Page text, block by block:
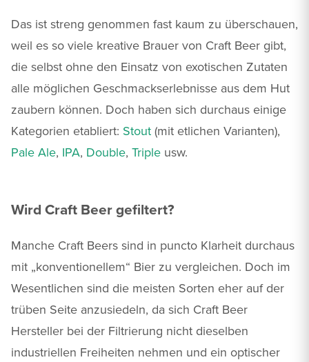
Das ist streng genommen fast kaum zu überschauen,
weil es so viele kreative Brauer von Craft Beer gibt,
die selbst ohne den Einsatz von exotischen Zutaten
alle möglichen Geschmackserlebnisse aus dem Hut
zaubern können. Doch haben sich durchaus einige
Kategorien etabliert: Stout (mit etlichen Varianten),
Pale Ale, IPA, Double, Triple usw.
Wird Craft Beer gefiltert?
Manche Craft Beers sind in puncto Klarheit durchaus
mit „konventionellem“ Bier zu vergleichen. Doch im
Wesentlichen sind die meisten Sorten eher auf der
trüben Seite anzusiedeln, da sich Craft Beer
Hersteller bei der Filtrierung nicht dieselben
industriellen Freiheiten nehmen und ein optischer